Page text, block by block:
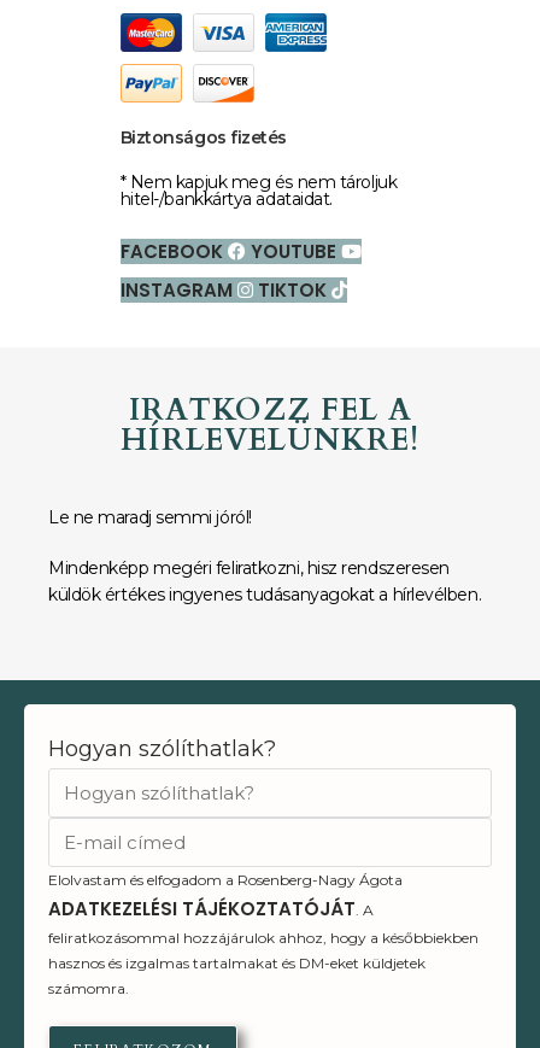
Biztonságos fizetés
* Nem kapjuk meg és nem tároljuk
hitel-/bankkártya adataidat.
FACEBOOK
YOUTUBE
INSTAGRAM
TIKTOK
IRATKOZZ FEL A
HÍRLEVELÜNKRE!
Le ne maradj semmi jóról!
Mindenképp megéri feliratkozni, hisz rendszeresen
küldök értékes ingyenes tudásanyagokat a hírlevélben.
Hogyan szólíthatlak?
Elolvastam és elfogadom a Rosenberg-Nagy Ágota
ADATKEZELÉSI TÁJÉKOZTATÓJÁT . A
feliratkozásommal hozzájárulok ahhoz, hogy a későbbiekben
hasznos és izgalmas tartalmakat és DM-eket küldjetek
számomra.